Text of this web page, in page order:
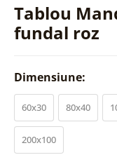
Tablou
fundal roz
Dimensiune:
60x30 80x40
200x100